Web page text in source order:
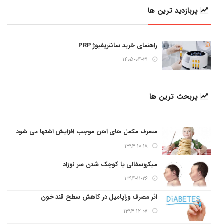
پربازدید ترین ها
راهنمای خرید سانتریفیوژ PRP
۱۴۰۵-۰۴-۳۱
پربحث ترین ها
مصرف مکمل های آهن موجب افزایش اشتها می شود
۱۳۹۴-۱۰-۱۸
میکروسفالی یا کوچک شدن سر نوزاد
۱۳۹۴-۱۱-۲۶
اثر مصرف وراپامیل در کاهش سطح قند خون
۱۳۹۴-۱۲-۰۷